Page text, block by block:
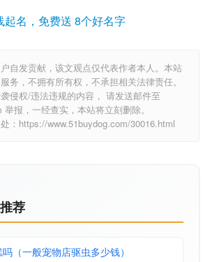
起名，免费送 8个好名字
自发贡献，该文观点仅代表作者本人。本站
务，不拥有所有权，不承担相关法律责任。
侵权/违法违规的内容， 请发送邮件至
报，一经查实，本站将立刻删除。
：https://www.51buydog.com/30016.html
荐
（一般宠物店驱虫多少钱）